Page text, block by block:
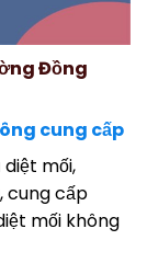
Đồng
cung cấp
mối,
cung cấp
mối không